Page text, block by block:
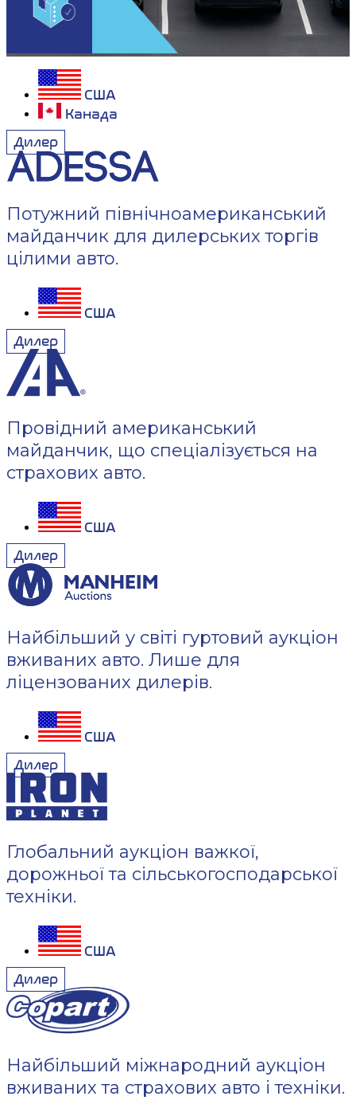
США
Канада
Дилер
Потужний північноамериканський
майданчик для дилерських торгів
цілими авто.
США
Дилер
Провідний американський
майданчик, що спеціалізується на
страхових авто.
США
Дилер
Найбільший у світі гуртовий аукціон
вживаних авто. Лише для
ліцензованих дилерів.
США
Дилер
Глобальний аукціон важкої,
дорожньої та сільськогосподарської
техніки.
США
Дилер
Найбільший міжнародний аукціон
вживаних та страхових авто і техніки.